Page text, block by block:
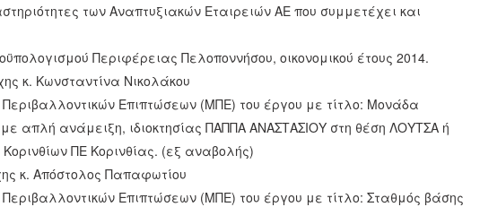
των Αναπτυξιακών Εταιρειών ΑΕ που συμμετέχει και
Περιφέρειας Πελοποννήσου, οικονομικού έτους 2014.
κ. Κωνσταντίνα Νικολάκου
Επιπτώσεων (ΜΠΕ) του έργου με τίτλο: Μονάδα
απλή ανάμειξη, ιδιοκτησίας ΠΑΠΠΑ ΑΝΑΣΤΑΣΙΟΥ στη θέση ΛΟΥΤΣΑ ή
ΠΕ Κορινθίας. (εξ αναβολής)
κ. Απόστολος Παπαφωτίου
Επιπτώσεων (ΜΠΕ) του έργου με τίτλο: Σταθμός βάσης